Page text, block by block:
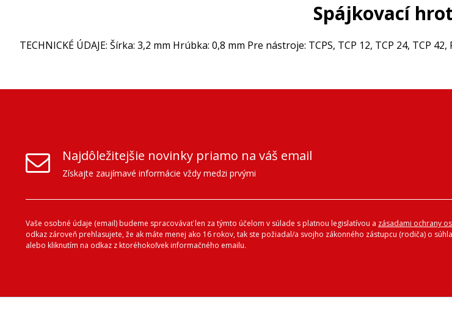
Spájkovací
TECHNICKÉ ÚDAJE: Šírka: 3,2 mm Hrúbka: 0,8 mm Pre nástroje: TCPS, TCP 12, TCP 24, TCP
Najdôležitejšie novinky priamo na váš email
Získajte zaujímavé informácie vždy medzi prvými
Vaše osobné údaje (email) budeme spracovávať len za týmto účelom v súlade s platnou legislatívou a zásadami ochrany
odkaz zároveň prehlasujete, že ak máte menej ako 16 rokov, tak ste požiadal/a svojho zákonného zástupcu (rodiča) o
alebo kliknutím na odkaz z ktoréhokoľvek informačného emailu.